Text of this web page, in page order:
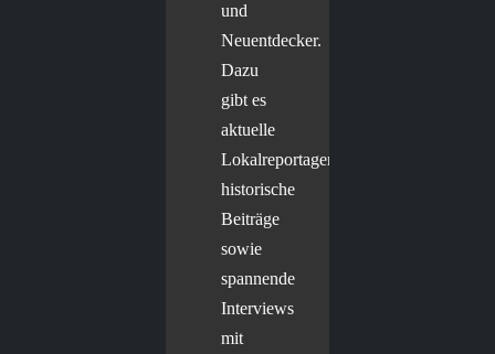
und
Neuentdecker.
Dazu
gibt es
aktuelle
Lokalreportagen,
historische
Beiträge
sowie
spannende
Interviews
mit